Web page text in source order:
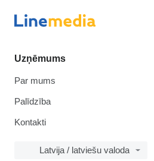
Uzņēmums
Par mums
Palīdzība
Kontakti
Latvija / latviešu valoda